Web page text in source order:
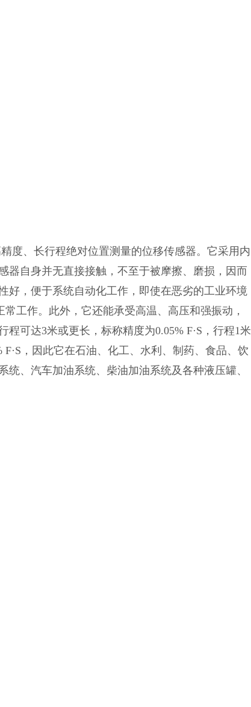
度、长行程绝对位置测量的位移传感器。它采用内
器自身并无直接接触，不至于被摩擦、磨损，因而
好，便于系统自动化工作，即使在恶劣的工业环境
工作。此外，它还能承受高温、高压和强振动，
可达3米或更长，标称精度为0.05% F·S，行程1米
，因此它在石油、化工、水利、制药、食品、饮
、汽车加油系统、柴油加油系统及各种液压罐、